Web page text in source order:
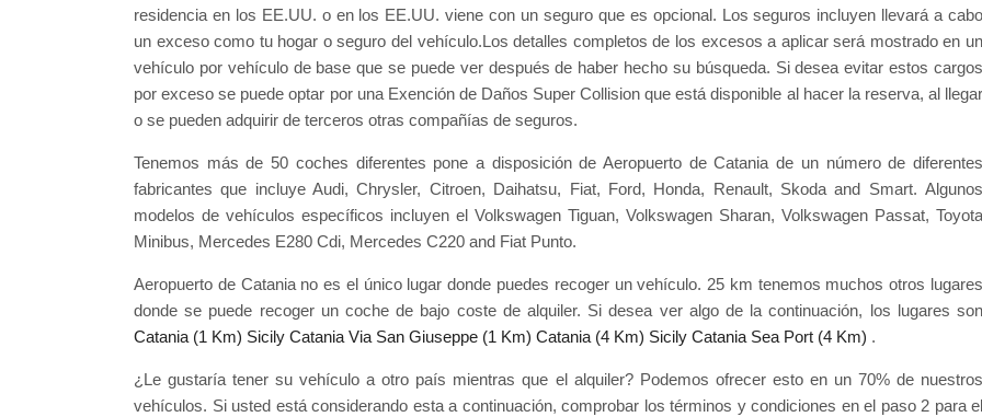
residencia en los EE.UU. o en los EE.UU. viene con un seguro que es opcional. Los seguros incluyen llevará a cabo
un exceso como tu hogar o seguro del vehículo.Los detalles completos de los excesos a aplicar será mostrado en un
vehículo por vehículo de base que se puede ver después de haber hecho su búsqueda. Si desea evitar estos cargos
por exceso se puede optar por una Exención de Daños Super Collision que está disponible al hacer la reserva, al llegar
o se pueden adquirir de terceros otras compañías de seguros.
Tenemos más de 50 coches diferentes pone a disposición de Aeropuerto de Catania de un número de diferentes
fabricantes que incluye Audi, Chrysler, Citroen, Daihatsu, Fiat, Ford, Honda, Renault, Skoda and Smart. Algunos
modelos de vehículos específicos incluyen el Volkswagen Tiguan, Volkswagen Sharan, Volkswagen Passat, Toyota
Minibus, Mercedes E280 Cdi, Mercedes C220 and Fiat Punto.
Aeropuerto de Catania no es el único lugar donde puedes recoger un vehículo. 25 km tenemos muchos otros lugares
donde se puede recoger un coche de bajo coste de alquiler. Si desea ver algo de la continuación, los lugares son
Catania (1 Km) Sicily Catania Via San Giuseppe (1 Km) Catania (4 Km) Sicily Catania Sea Port (4 Km) .
¿Le gustaría tener su vehículo a otro país mientras que el alquiler? Podemos ofrecer esto en un 70% de nuestros
vehículos. Si usted está considerando esta a continuación, comprobar los términos y condiciones en el paso 2 para el